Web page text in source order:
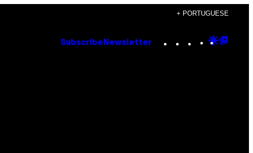
+ PORTUGUESE
Subscribe Newsletter Instagram
TikTok
YouTube
Google